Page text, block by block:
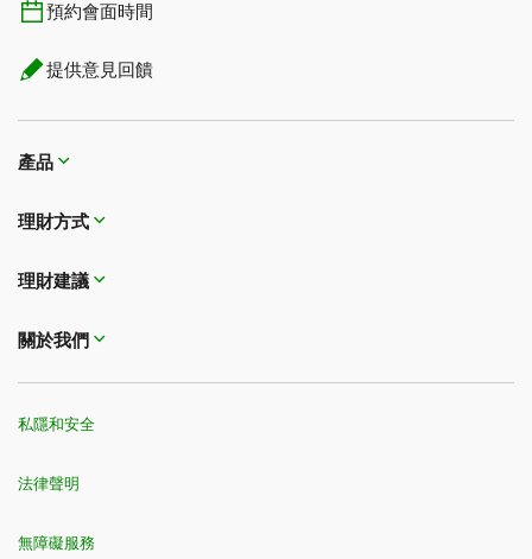
預約會面時間
提供意見回饋
產品
理財方式​​​​​​​
理財建議
關於我們
私隱和安全
法律聲明
無障礙服務